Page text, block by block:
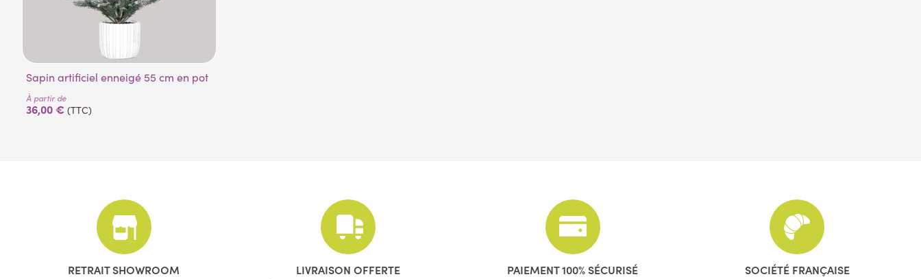
Sapin artificiel enneigé 55 cm en pot
À partir de
36,00 € (TTC)
RETRAIT SHOWROOM LIVRAISON OFFERTE PAIEMENT 100% SÉCURISÉ SOCIÉTÉ FRANÇAISE